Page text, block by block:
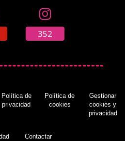
352
Política de
privacidad
Política de
cookies
Gestionar
cookies y
privacidad
Contactar